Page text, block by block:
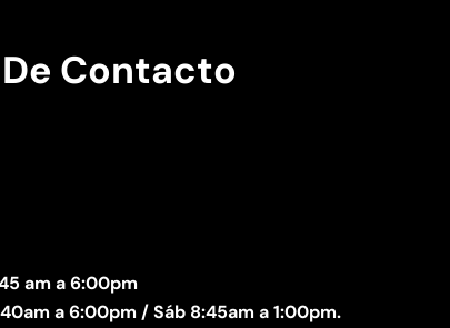
Contacto
am a 6:00pm
a 6:00pm / Sáb 8:45am a 1:00pm.